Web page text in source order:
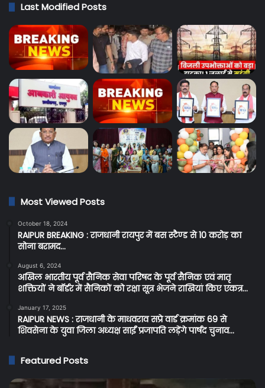
Last Modified Posts
Most Viewed Posts
October 18, 2024
RAIPUR BREAKING : राजधानी रायपुर में बस स्टैण्ड से 10 करोड़ का
सोना बरामद…
August 6, 2024
अखिल भारतीय पूर्व सैनिक सेवा परिषद के पूर्व सैनिक एवं मातृ
शक्तियों ने बॉर्डर में सैनिकों को रक्षा सूत्र भेजने राखियां किए एकत्र…
January 17, 2025
RAIPUR NEWS : राजधानी के माधवराव सप्रे वार्ड क्रमांक 69 से
शिवसेना के युवा जिला अध्यक्ष साईं प्रजापति लड़ेंगे पार्षद चुनाव…
Featured Posts
Raipur